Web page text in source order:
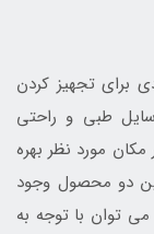
برای تجهیز کردن
طبی و راحتی
مکان مورد نظر بهره
دو محصول وجود
توان با توجه به